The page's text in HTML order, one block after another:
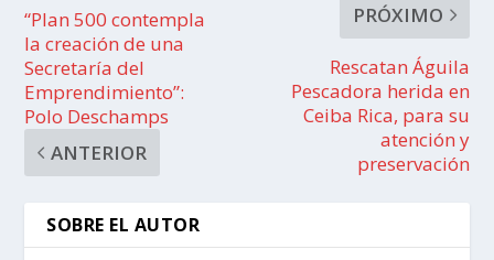
“Plan 500 contempla
la creación de una
Secretaría del
Emprendimiento”:
Polo Deschamps
ANTERIOR
PRÓXIMO
Rescatan Águila
Pescadora herida en
Ceiba Rica, para su
atención y
preservación
SOBRE EL AUTOR